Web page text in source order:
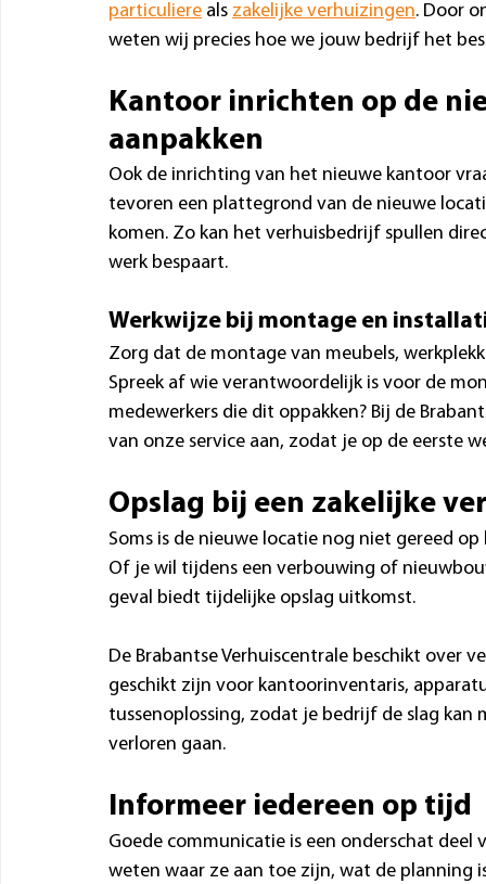
particuliere als zakelijke verhuizingen. Door
weten wij precies hoe we jouw bedrijf het
Kantoor inrichten op de
aanpakken
Ook de inrichting van het nieuwe kantoor
tevoren een plattegrond van de nieuwe
komen. Zo kan het verhuisbedrijf spullen
werk bespaart.
Werkwijze bij montage en
Zorg dat de montage van meubels,
Spreek af wie verantwoordelijk is voor de
medewerkers die dit oppakken? Bij de
van onze service aan, zodat je op de eerste
Opslag bij een zakelijke
Soms is de nieuwe locatie nog niet gereed
Of je wil tijdens een verbouwing of
geval biedt tijdelijke opslag uitkomst.
De Brabantse Verhuiscentrale beschikt over
geschikt zijn voor kantoorinventaris,
tussenoplossing, zodat je bedrijf de slag
verloren gaan.
Informeer iedereen op tijd
Goede communicatie is een onderschat
weten waar ze aan toe zijn, wat de planning